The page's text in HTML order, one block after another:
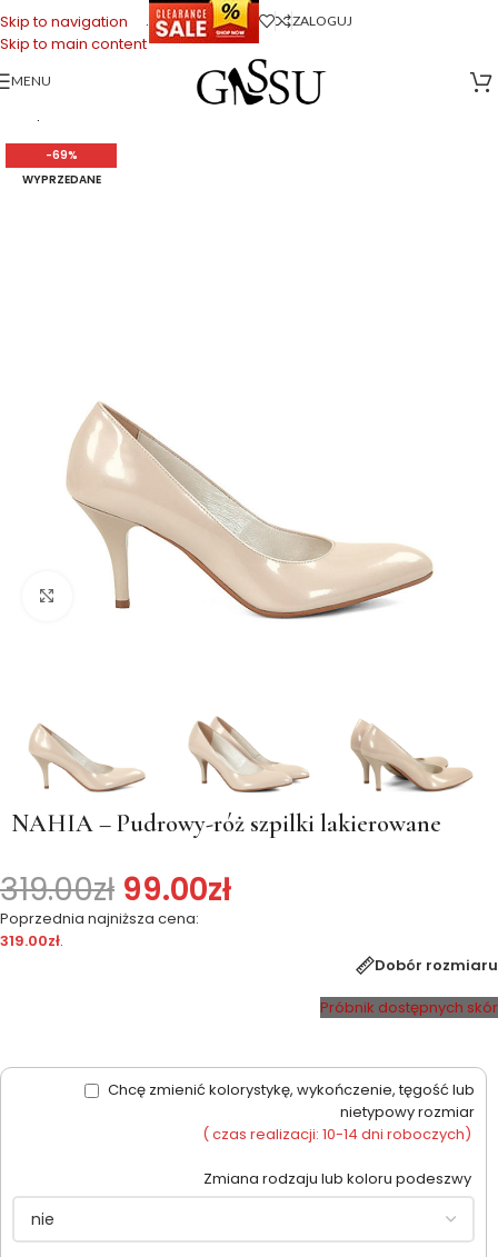
Skip to navigation
Skip to main content
. ZALOGUJ
MENU
Strona główna Sklep firmowy Gassu>Buty Damskie
NAHIA – Pudrowy-
-69%
WYPRZEDANE
Kliknij, aby powiększyć
NAHIA – Pudrowy-róż szpilki lakierowane
319.00zł 99.00zł
Poprzednia najniższa cena:
319.00zł.
Dobór rozmiaru
Próbnik dostępnych skór
Chcę zmienić kolorystykę, wykończenie, tęgość lub
nietypowy rozmiar
( czas realizacji: 10-14 dni roboczych)
Zmiana rodzaju lub koloru podeszwy